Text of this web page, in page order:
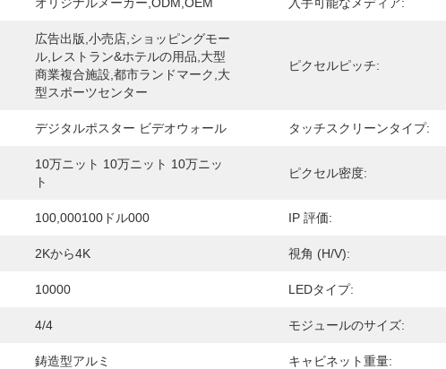
広告出版,小売店,ショッピングモー
ル,レストラン&ホテルの用品,大型
商業複合施設,都市ランドマーク,大
型スポーツセンター
ピクセルピッチ:
デジタルポスター ビデオウォール タッチスクリーンタイプ:
10万ニット 10万ニット 10万ニッ
ト
ピクセル密度:
100,000100ドル000 IP 評価:
2Kから4K 視角 (H/V):
10000 LEDタイプ:
4/4 モジュールのサイズ:
鋳造型アルミ キャビネット重量: